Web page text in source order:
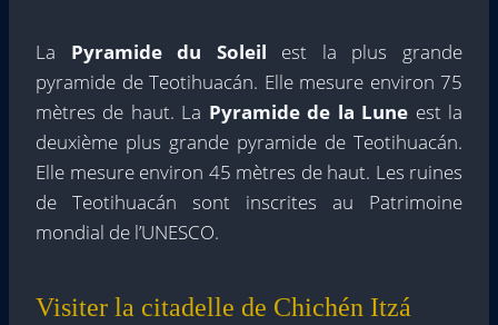
La Pyramide du Soleil est la plus grande
pyramide de Teotihuacán. Elle mesure environ 75
mètres de haut. La Pyramide de la Lune est la
deuxième plus grande pyramide de Teotihuacán.
Elle mesure environ 45 mètres de haut. Les ruines
de Teotihuacán sont inscrites au Patrimoine
mondial de l’UNESCO.
Visiter la citadelle de Chichén Itzá